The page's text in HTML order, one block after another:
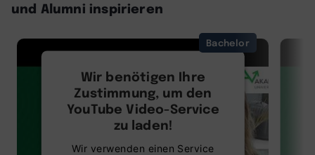
und Alumni inspirieren
Bachelor
Wir benötigen Ihre
Zustimmung, um den
YouTube Video-Service
zu laden!
Wir verwenden einen Service